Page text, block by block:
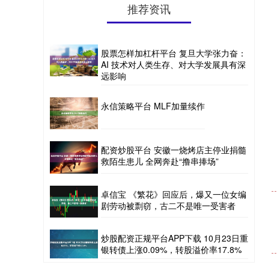
推荐资讯
股票怎样加杠杆平台 复旦大学张力奋：
AI 技术对人类生存、对大学发展具有深
远影响
永信策略平台 MLF加量续作
配资炒股平台 安徽一烧烤店主停业捐髓
救陌生患儿 全网奔赴“撸串捧场”
卓信宝 《繁花》回应后，爆又一位女编
剧劳动被剽窃，古二不是唯一受害者
炒股配资正规平台APP下载 10月23日重
银转债上涨0.09%，转股溢价率17.8%